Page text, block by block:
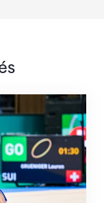
du monde